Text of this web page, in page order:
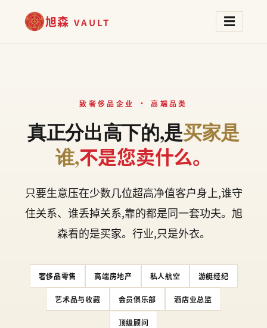
旭森 VAULT ☰
致奢侈品企业 · 高端品类
真正分出高下的,是买家是
谁,不是您卖什么。
只要生意压在少数几位超高净值客户身上,谁守
住关系、谁丢掉关系,靠的都是同一套功夫。旭
森看的是买家。行业,只是外衣。
奢侈品零售 高端房地产 私人航空 游艇经纪
艺术品与收藏 会员俱乐部 酒店业总监
顶级顾问